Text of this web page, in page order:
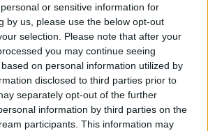
or sensitive information for
by us, please use the below opt-out
selection. Please note that after your
you may continue seeing
on personal information utilized by
disclosed to third parties prior to
separately opt-out of the further
information by third parties on the
participants. This information may